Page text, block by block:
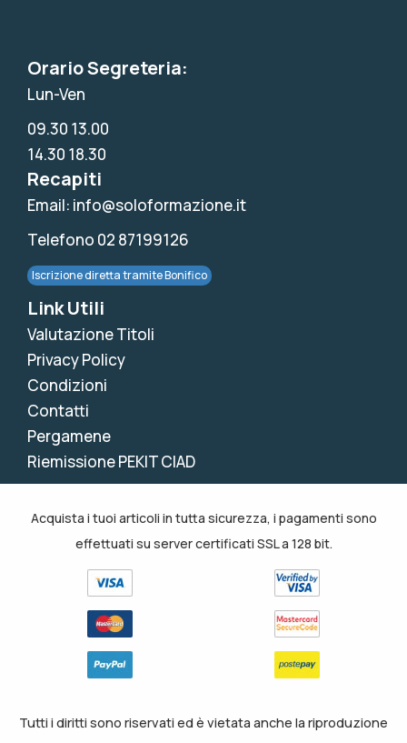
Orario Segreteria:
Lun-Ven
09.30 13.00
14.30 18.30
Recapiti
Email: info@soloformazione.it
Telefono 02 87199126
Iscrizione diretta tramite Bonifico
Link Utili
Valutazione Titoli
Privacy Policy
Condizioni
Contatti
Pergamene
Riemissione PEKIT CIAD
Acquista i tuoi articoli in tutta sicurezza, i pagamenti sono
effettuati su server certificati SSL a 128 bit.
Tutti i diritti sono riservati ed è vietata anche la riproduzione